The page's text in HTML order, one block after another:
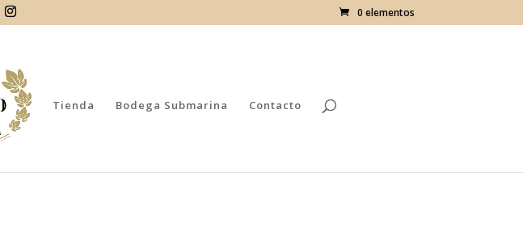
0 elementos
Tienda Bodega Submarina Contacto